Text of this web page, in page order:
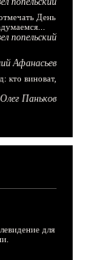
День
попельский
Афанасьев
кто виноват,
Олег Паньков
для